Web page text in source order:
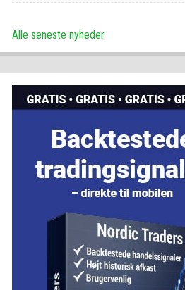
Alle seneste nyheder